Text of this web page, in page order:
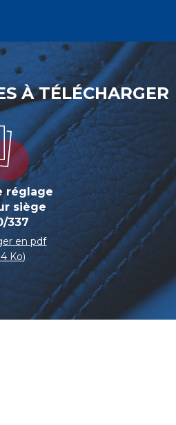
À TÉLÉCHARGER
réglage
siège
337
en pdf
Ko)